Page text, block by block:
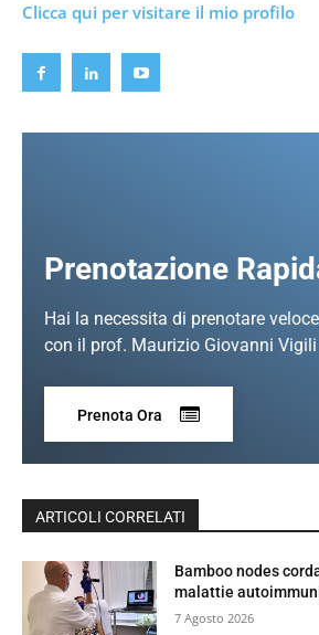
Clicca qui per visitare il mio profilo
Prenotazione
Hai la necessita di prenotare
con il prof. Maurizio Giovanni Vigili
Prenota Ora
ARTICOLI CORRELATI
Bamboo nodes
malattie
7 Agosto 2026